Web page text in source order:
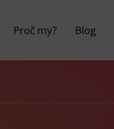
Proč my? Blog